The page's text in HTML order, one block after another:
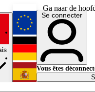
Ga naar de
English
Deutsch
Español
Se connecter
Vous êtes